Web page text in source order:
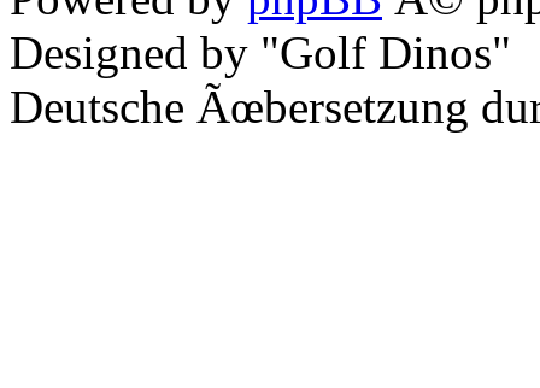
Designed by "Golf Dinos"
Deutsche Ãœbersetzung